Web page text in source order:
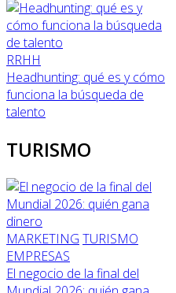
RRHH
Headhunting: qué es y cómo
funciona la búsqueda de
talento
TURISMO
MARKETING TURISMO
EMPRESAS
El negocio de la final del